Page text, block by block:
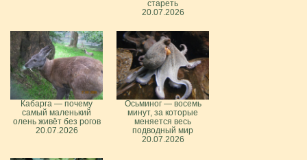
стареть
20.07.2026
Кабарга — почему
самый маленький
олень живёт без рогов
20.07.2026
Осьминог — восемь
минут, за которые
меняется весь
подводный мир
20.07.2026